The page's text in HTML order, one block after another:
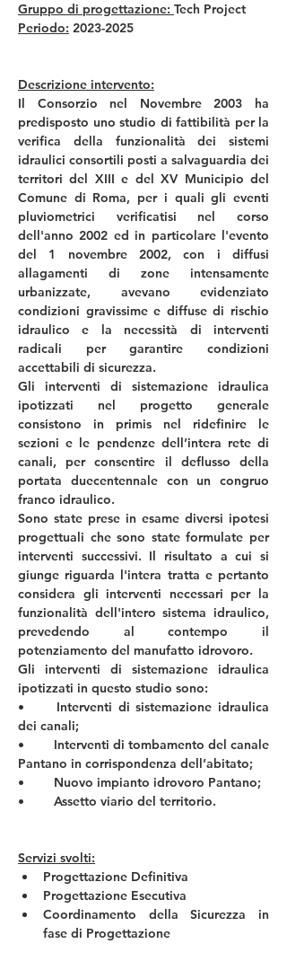
Gruppo di progettazione: Tech Project
Periodo: 2023-2025
Descrizione intervento:
Il Consorzio nel Novembre 2003 ha
predisposto uno studio di fattibilità per la
verifica della funzionalità dei sistemi
idraulici consortili posti a salvaguardia dei
territori del XIII e del XV Municipio del
Comune di Roma, per i quali gli eventi
pluviometrici verificatisi nel corso
dell'anno 2002 ed in particolare l'evento
del 1 novembre 2002, con i diffusi
allagamenti di zone intensamente
urbanizzate, avevano evidenziato
condizioni gravissime e diffuse di rischio
idraulico e la necessità di interventi
radicali per garantire condizioni
accettabili di sicurezza.
Gli interventi di sistemazione idraulica
ipotizzati nel progetto generale
consistono in primis nel ridefinire le
sezioni e le pendenze dell’intera rete di
canali, per consentire il deflusso della
portata duecentennale con un congruo
franco idraulico.
Sono state prese in esame diversi ipotesi
progettuali che sono state formulate per
interventi successivi. Il risultato a cui si
giunge riguarda l'intera tratta e pertanto
considera gli interventi necessari per la
funzionalità dell'intero sistema idraulico,
prevedendo al contempo il
potenziamento del manufatto idrovoro.
Gli interventi di sistemazione idraulica
ipotizzati in questo studio sono:
•	Interventi di sistemazione idraulica
dei canali;
•	Interventi di tombamento del canale
Pantano in corrispondenza dell’abitato;
•	Nuovo impianto idrovoro Pantano;
•	Assetto viario del territorio.
Servizi svolti:
Progettazione Definitiva
Progettazione Esecutiva
Coordinamento della Sicurezza in
fase di Progettazione